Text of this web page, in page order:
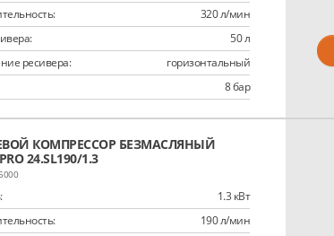
320 л/мин
50 л
ресивера:
горизонтальный
8 бар
КОМПРЕССОР БЕЗМАСЛЯНЫЙ
24.SL190/1.3
1.3 кВт
190 л/мин